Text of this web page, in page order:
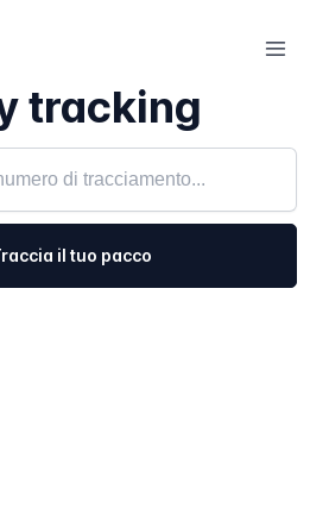
tracking
il tuo pacco